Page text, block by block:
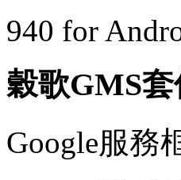
940 for
穀歌GMS
Google服務